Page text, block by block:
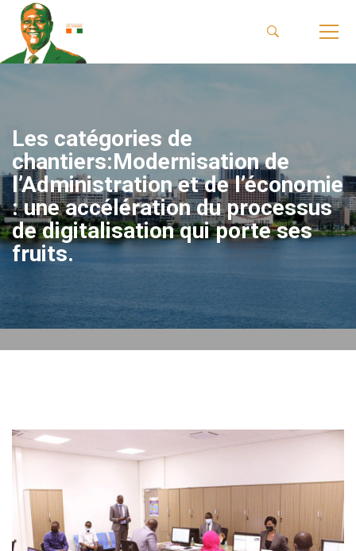
Les catégories de
chantiers:Modernisation de
l’Administration et de l’économie
: une accélération du processus
de digitalisation qui porte ses
fruits.